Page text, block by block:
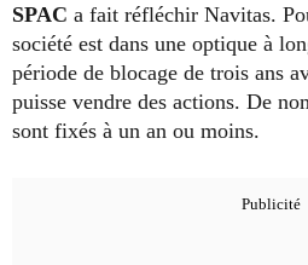
SPAC a fait réfléchir Navitas.
société est dans une optique à
période de blocage de trois ans
puisse vendre des actions. De
sont fixés à un an ou moins.